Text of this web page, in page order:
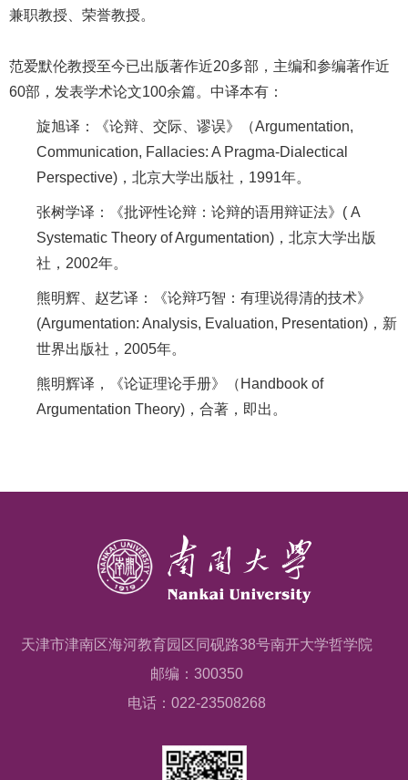
兼职教授、荣誉教授。
范爱默伦教授至今已出版著作近20多部，主编和参编著作近
60部，发表学术论文100余篇。中译本有：
旋旭译：《论辩、交际、谬误》（Argumentation,
Communication, Fallacies: A Pragma-Dialectical
Perspective)，北京大学出版社，1991年。
张树学译：《批评性论辩：论辩的语用辩证法》( A
Systematic Theory of Argumentation)，北京大学出版
社，2002年。
熊明辉、赵艺译：《论辩巧智：有理说得清的技术》
(Argumentation: Analysis, Evaluation, Presentation)，新
世界出版社，2005年。
熊明辉译，《论证理论手册》（Handbook of
Argumentation Theory)，合著，即出。
天津市津南区海河教育园区同砚路38号南开大学哲学院
邮编：300350
电话：022-23508268